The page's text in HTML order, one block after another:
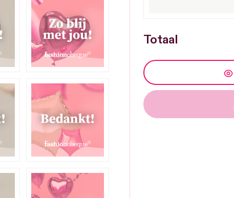
Totaal